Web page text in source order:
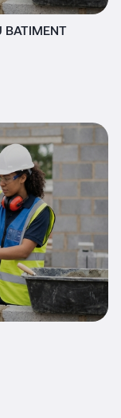
BATIMENT